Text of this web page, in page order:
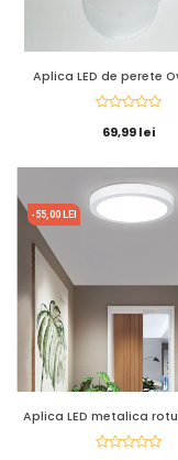
Aplica LED de perete
69,99 lei
-55,00 LEI
Aplica LED metalica